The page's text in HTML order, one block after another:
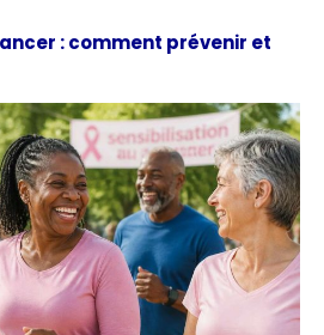
: comment prévenir et